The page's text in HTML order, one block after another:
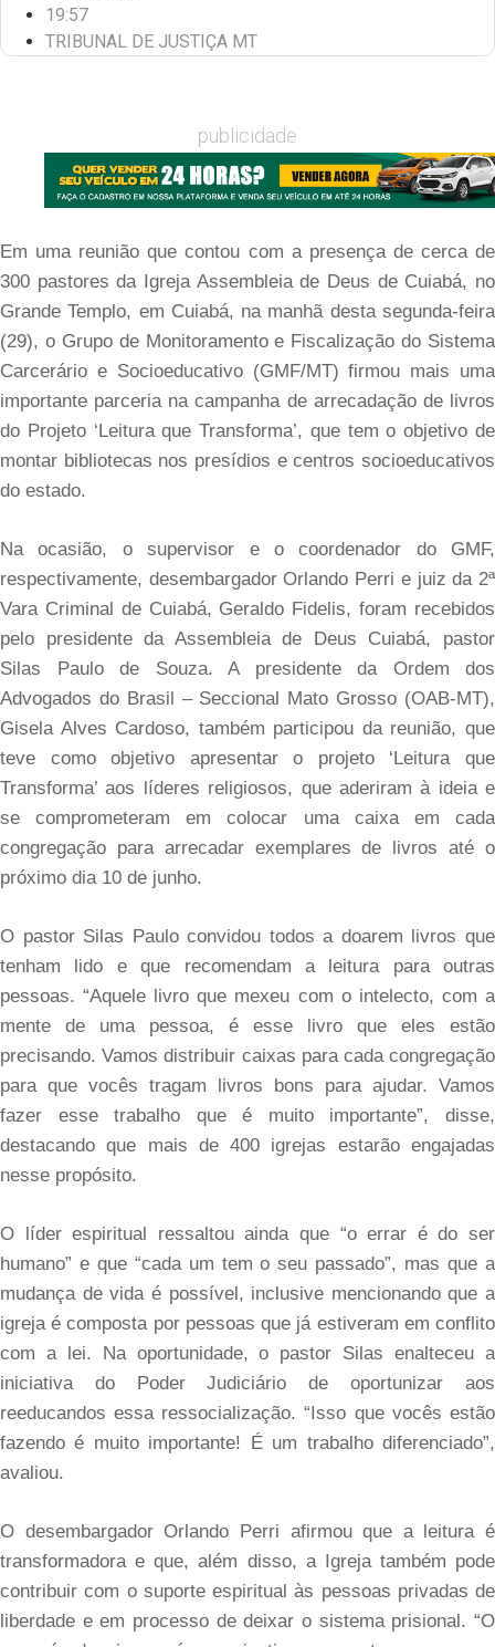
19:57
TRIBUNAL DE JUSTIÇA MT
publicidade
Em uma reunião que contou com a presença de cerca de
300 pastores da Igreja Assembleia de Deus de Cuiabá, no
Grande Templo, em Cuiabá, na manhã desta segunda-feira
(29), o Grupo de Monitoramento e Fiscalização do Sistema
Carcerário e Socioeducativo (GMF/MT) firmou mais uma
importante parceria na campanha de arrecadação de livros
do Projeto ‘Leitura que Transforma’, que tem o objetivo de
montar bibliotecas nos presídios e centros socioeducativos
do estado.
Na ocasião, o supervisor e o coordenador do GMF,
respectivamente, desembargador Orlando Perri e juiz da 2ª
Vara Criminal de Cuiabá, Geraldo Fidelis, foram recebidos
pelo presidente da Assembleia de Deus Cuiabá, pastor
Silas Paulo de Souza. A presidente da Ordem dos
Advogados do Brasil – Seccional Mato Grosso (OAB-MT),
Gisela Alves Cardoso, também participou da reunião, que
teve como objetivo apresentar o projeto ‘Leitura que
Transforma’ aos líderes religiosos, que aderiram à ideia e
se comprometeram em colocar uma caixa em cada
congregação para arrecadar exemplares de livros até o
próximo dia 10 de junho.
O pastor Silas Paulo convidou todos a doarem livros que
tenham lido e que recomendam a leitura para outras
pessoas. “Aquele livro que mexeu com o intelecto, com a
mente de uma pessoa, é esse livro que eles estão
precisando. Vamos distribuir caixas para cada congregação
para que vocês tragam livros bons para ajudar. Vamos
fazer esse trabalho que é muito importante”, disse,
destacando que mais de 400 igrejas estarão engajadas
nesse propósito.
O líder espiritual ressaltou ainda que “o errar é do ser
humano” e que “cada um tem o seu passado”, mas que a
mudança de vida é possível, inclusive mencionando que a
igreja é composta por pessoas que já estiveram em conflito
com a lei. Na oportunidade, o pastor Silas enalteceu a
iniciativa do Poder Judiciário de oportunizar aos
reeducandos essa ressocialização. “Isso que vocês estão
fazendo é muito importante! É um trabalho diferenciado”,
avaliou.
O desembargador Orlando Perri afirmou que a leitura é
transformadora e que, além disso, a Igreja também pode
contribuir com o suporte espiritual às pessoas privadas de
liberdade e em processo de deixar o sistema prisional. “O